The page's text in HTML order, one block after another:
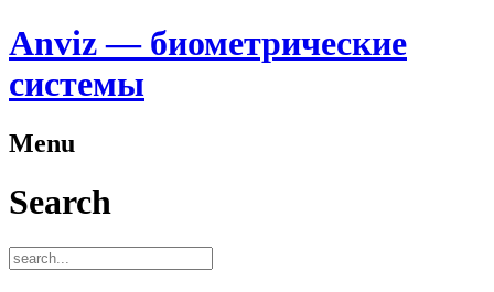
Anviz — биометрические
системы
Menu
Search